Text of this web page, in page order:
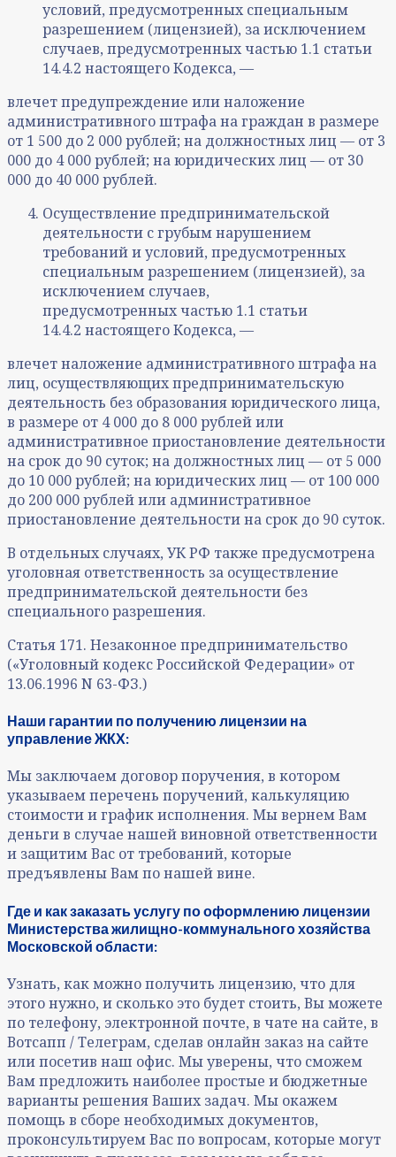
условий, предусмотренных специальным
разрешением (лицензией), за исключением
случаев, предусмотренных частью 1.1 статьи
14.4.2 настоящего Кодекса, —
влечет предупреждение или наложение
административного штрафа на граждан в размере
от 1 500 до 2 000 рублей; на должностных лиц — от 3
000 до 4 000 рублей; на юридических лиц — от 30
000 до 40 000 рублей.
Осуществление предпринимательской
деятельности с грубым нарушением
требований и условий, предусмотренных
специальным разрешением (лицензией), за
исключением случаев,
предусмотренных частью 1.1 статьи
14.4.2 настоящего Кодекса, —
влечет наложение административного штрафа на
лиц, осуществляющих предпринимательскую
деятельность без образования юридического лица,
в размере от 4 000 до 8 000 рублей или
административное приостановление деятельности
на срок до 90 суток; на должностных лиц — от 5 000
до 10 000 рублей; на юридических лиц — от 100 000
до 200 000 рублей или административное
приостановление деятельности на срок до 90 суток.
В отдельных случаях, УК РФ также предусмотрена
уголовная ответственность за осуществление
предпринимательской деятельности без
специального разрешения.
Статья 171. Незаконное предпринимательство
(«Уголовный кодекс Российской Федерации» от
13.06.1996 N 63-ФЗ.)
Наши гарантии по получению лицензии на
управление ЖКХ:
Мы заключаем договор поручения, в котором
указываем перечень поручений, калькуляцию
стоимости и график исполнения. Мы вернем Вам
деньги в случае нашей виновной ответственности
и защитим Вас от требований, которые
предъявлены Вам по нашей вине.
Где и как заказать услугу по оформлению лицензии
Министерства жилищно-коммунального хозяйства
Московской области:
Узнать, как можно получить лицензию, что для
этого нужно, и сколько это будет стоить, Вы можете
по телефону, электронной почте, в чате на сайте, в
Вотсапп / Телеграм, сделав онлайн заказ на сайте
или посетив наш офис. Мы уверены, что сможем
Вам предложить наиболее простые и бюджетные
варианты решения Ваших задач. Мы окажем
помощь в сборе необходимых документов,
проконсультируем Вас по вопросам, которые могут